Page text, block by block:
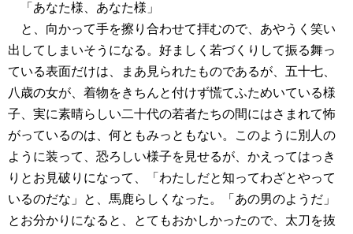
「あなた様、あなた様」
と、向かって手を擦り合わせて拝むので、あやうく笑い
出してしまいそうになる。好ましく若づくりして振る舞っ
ている表面だけは、まあ見られたものであるが、五十七、
八歳の女が、着物をきちんと付けず慌てふためいている様
子、実に素晴らしい二十代の若者たちの間にはさまれて怖
がっているのは、何ともみっともない。このように別人の
ように装って、恐ろしい様子を見せるが、かえってはっき
りとお見破りになって、「わたしだと知ってわざとやって
いるのだな」と、馬鹿らしくなった。「あの男のようだ」
とお分かりになると、とてもおかしかったので、太刀を抜